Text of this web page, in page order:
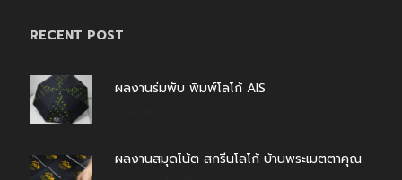
RECENT POST
ผลงานร่มพับ พิมพ์โลโก้ AIS
ผลงานสมุดโน้ต สกรีนโลโก้ บ้านพระเมตตาคุณ